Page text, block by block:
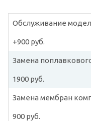
Обслуживание
+900 руб.
Замена
1900 руб.
Замена мембран
900 руб.